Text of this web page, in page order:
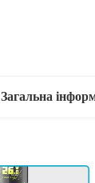
Загальна